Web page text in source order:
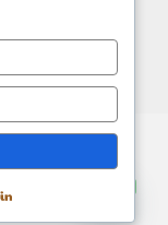
| Powered by